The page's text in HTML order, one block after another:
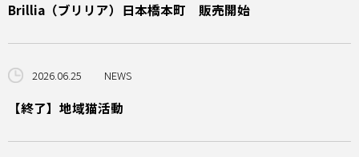
Brillia（ブリリア）日本橋本町 販売開始
2026.06.25 NEWS
【終了】地域猫活動